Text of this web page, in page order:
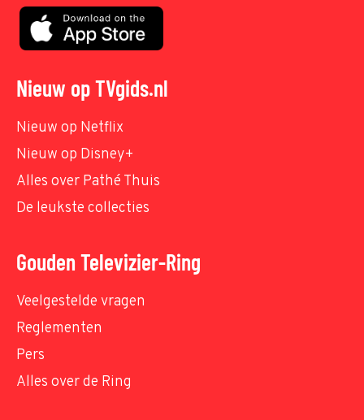
Nieuw op TVgids.nl
Nieuw op Netflix
Nieuw op Disney+
Alles over Pathé Thuis
De leukste collecties
Gouden Televizier-Ring
Veelgestelde vragen
Reglementen
Pers
Alles over de Ring